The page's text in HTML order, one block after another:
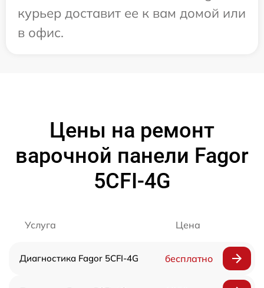
курьер доставит ее к вам домой или
в офис.
Цены на ремонт
варочной панели Fagor
5CFI-4G
Услуга Цена
Диагностика Fagor 5CFI-4G бесплатно